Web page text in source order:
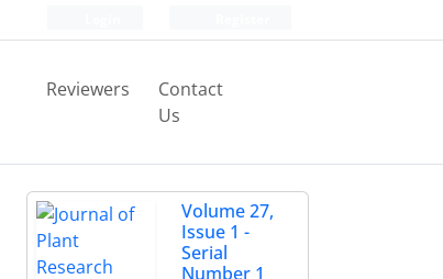
Reviewers
Contact
Us
Volume 27,
Issue 1 -
Serial
Number 1